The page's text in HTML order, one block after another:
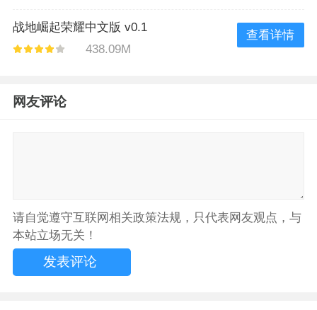
战地崛起荣耀中文版 v0.1
438.09M
查看详情
网友评论
请自觉遵守互联网相关政策法规，只代表网友观点，与
本站立场无关！